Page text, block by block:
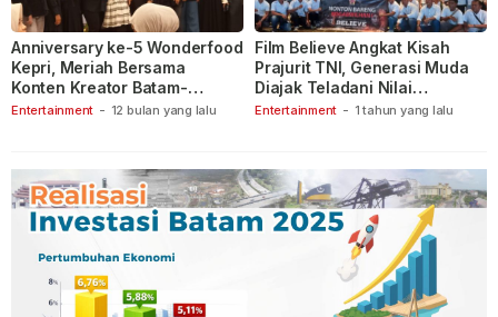
Entertainment - 12 bulan yang lalu
Anniversary ke-5 Wonderfood
Kepri, Meriah Bersama
Konten Kreator Batam-
Tanjungpinang
Entertainment - 1 tahun yang lalu
Film Believe Angkat Kisah
Prajurit TNI, Generasi Muda
Diajak Teladani Nilai
Keberanian